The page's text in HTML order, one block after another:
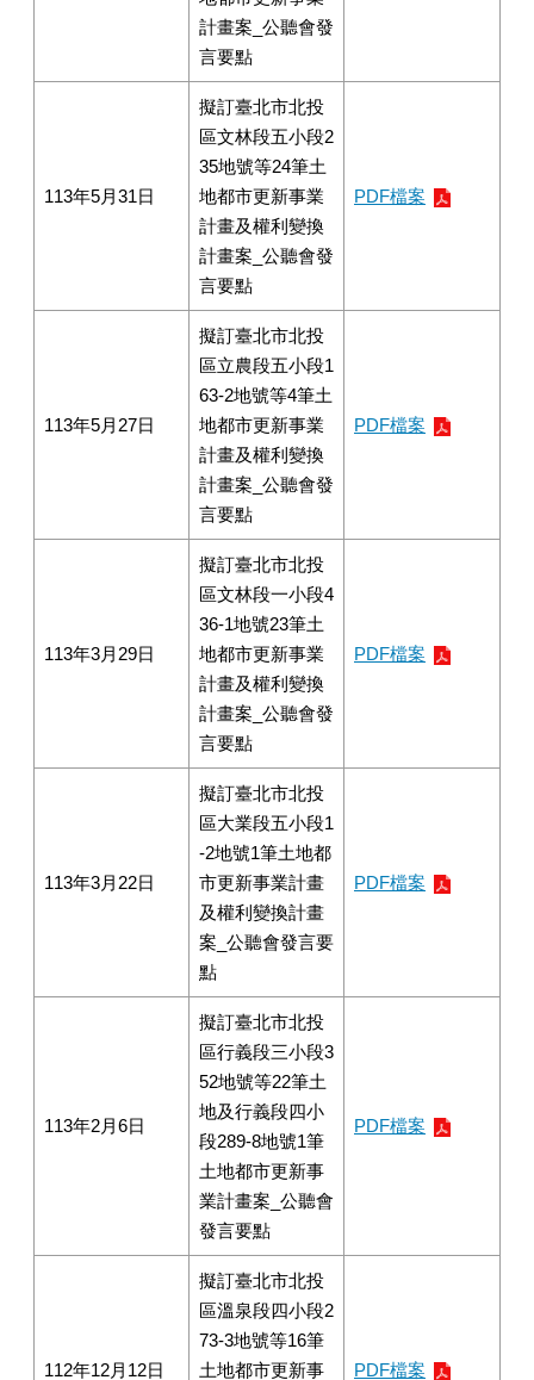
計畫案_公聽會發
言要點
113年5月31日
擬訂臺北市北投
區文林段五小段2
35地號等24筆土
地都市更新事業
計畫及權利變換
計畫案_公聽會發
言要點
PDF檔案
113年5月27日
擬訂臺北市北投
區立農段五小段1
63-2地號等4筆土
地都市更新事業
計畫及權利變換
計畫案_公聽會發
言要點
PDF檔案
113年3月29日
擬訂臺北市北投
區文林段一小段4
36-1地號23筆土
地都市更新事業
計畫及權利變換
計畫案_公聽會發
言要點
PDF檔案
113年3月22日
擬訂臺北市北投
區大業段五小段1
-2地號1筆土地都
市更新事業計畫
及權利變換計畫
案_公聽會發言要
點
PDF檔案
113年2月6日
擬訂臺北市北投
區行義段三小段3
52地號等22筆土
地及行義段四小
段289-8地號1筆
土地都市更新事
業計畫案_公聽會
發言要點
PDF檔案
112年12月12日
擬訂臺北市北投
區溫泉段四小段2
73-3地號等16筆
土地都市更新事
PDF檔案